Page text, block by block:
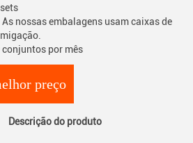
nossas embalagens usam caixas de
por mês
preço
Descrição do produto